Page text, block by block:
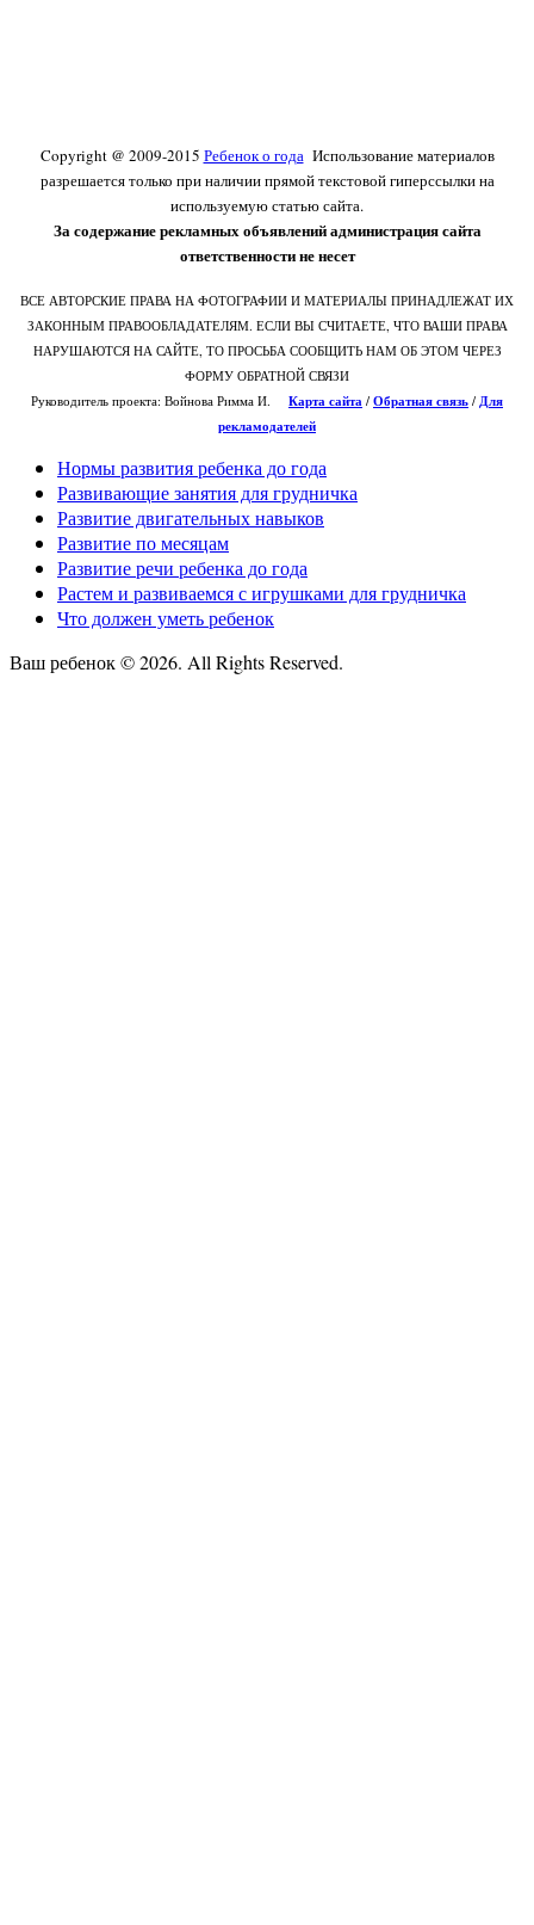
Copyright @ 2009-2015 Ребенок о годаИспользование материалов
разрешается только при наличии прямой текстовой гиперссылки на
используемую статью сайта.
За содержание рекламных объявлений администрация сайта
ответственности не несет
ВСЕ АВТОРСКИЕ ПРАВА НА ФОТОГРАФИИ И МАТЕРИАЛЫ ПРИНАДЛЕЖАТ ИХ
ЗАКОННЫМ ПРАВООБЛАДАТЕЛЯМ. ЕСЛИ ВЫ СЧИТАЕТЕ, ЧТО ВАШИ ПРАВА
НАРУШАЮТСЯ НА САЙТЕ, ТО ПРОСЬБА СООБЩИТЬ НАМ ОБ ЭТОМ ЧЕРЕЗ
ФОРМУ ОБРАТНОЙ СВЯЗИ
Руководитель проекта: Войнова Римма И. Карта сайта / Обратная связь / Для
рекламодателей
Нормы развития ребенка до года
Развивающие занятия для грудничка
Развитие двигательных навыков
Развитие по месяцам
Развитие речи ребенка до года
Растем и развиваемся с игрушками для грудничка
Что должен уметь ребенок
Ваш ребенок © 2026. All Rights Reserved.